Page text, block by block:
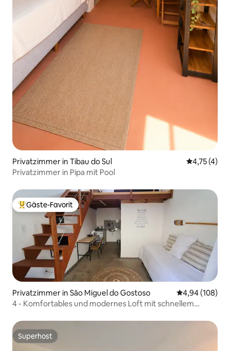
Privatzimmer in Tibau do Sul
4,75 (4)
Privatzimmer in Pipa mit Pool
Beliebter Gäste-Favorit.
Gäste-Favorit
Privatzimmer in São Miguel do Gostoso
4,94 (108)
4 - Komfortables und modernes Loft mit schnellem
Superhost
Superhost